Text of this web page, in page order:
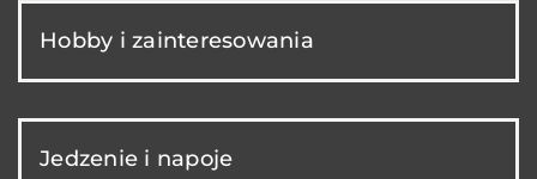
Hobby i zainteresowania
Jedzenie i napoje